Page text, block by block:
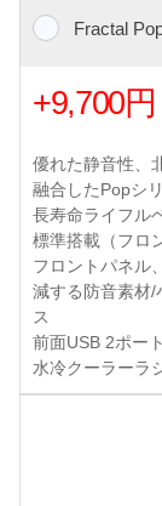
Fractal
+9,700円
優れた静音性、
融合したPopシリ
長寿命ライフル
標準搭載（フロ
フロントパネル
減する防音素材/
ス
前面USB 2ポー
水冷クーラーラ